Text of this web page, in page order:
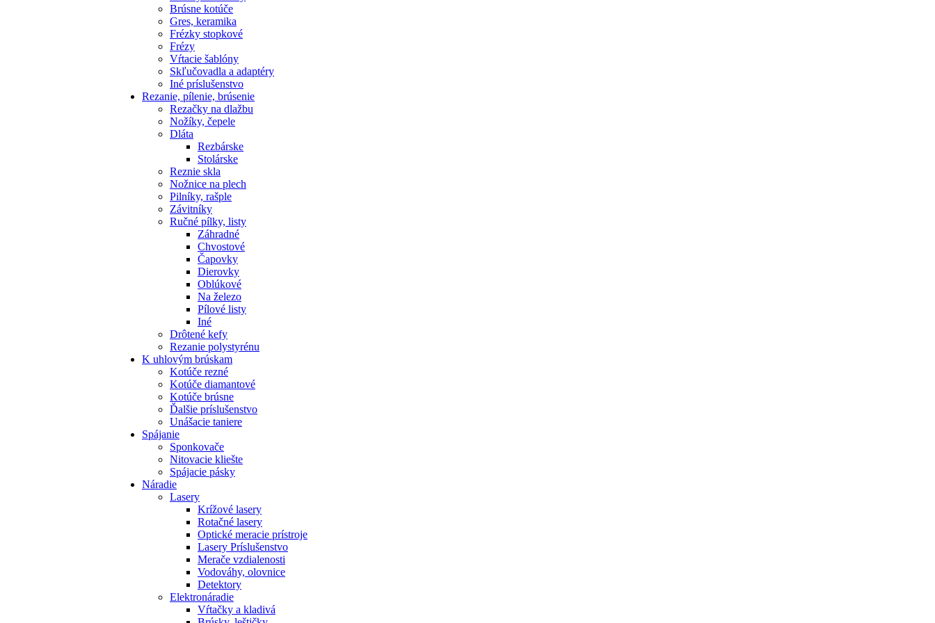
Brúsne kotúče
Gres, keramika
Frézky stopkové
Frézy
Vŕtacie šablóny
Skľučovadla a adaptéry
Iné príslušenstvo
Rezanie, pílenie, brúsenie
Rezačky na dlažbu
Nožíky, čepele
Dláta
Rezbárske
Stolárske
Reznie skla
Nožnice na plech
Pilníky, rašple
Závitníky
Ručné pílky, listy
Záhradné
Chvostové
Čapovky
Dierovky
Oblúkové
Na železo
Pílové listy
Iné
Drôtené kefy
Rezanie polystyrénu
K uhlovým brúskam
Kotúče rezné
Kotúče diamantové
Kotúče brúsne
Ďalšie príslušenstvo
Unášacie taniere
Spájanie
Sponkovače
Nitovacie kliešte
Spájacie pásky
Náradie
Lasery
Krížové lasery
Rotačné lasery
Optické meracie prístroje
Lasery Príslušenstvo
Merače vzdialenosti
Vodováhy, olovnice
Detektory
Elektronáradie
Vŕtačky a kladivá